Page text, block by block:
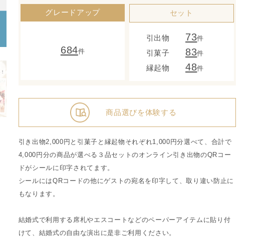
グレードアップ
684件
セット
引出物 73件
引菓子 83件
縁起物48件
商品選びを体験する
引き出物2,000円と引菓子と縁起物それぞれ1,000円分選べて、合計で
4,000円分の商品が選べる３品セットのオンライン引き出物のQRコー
ドがシールに印字されてます。
シールにはQRコードの他にゲストの宛名を印字して、取り違い防止に
もなります。
結婚式で利用する席札やエスコートなどのペーパーアイテムに貼り付
けて、結婚式の自由な演出に是非ご利用ください。